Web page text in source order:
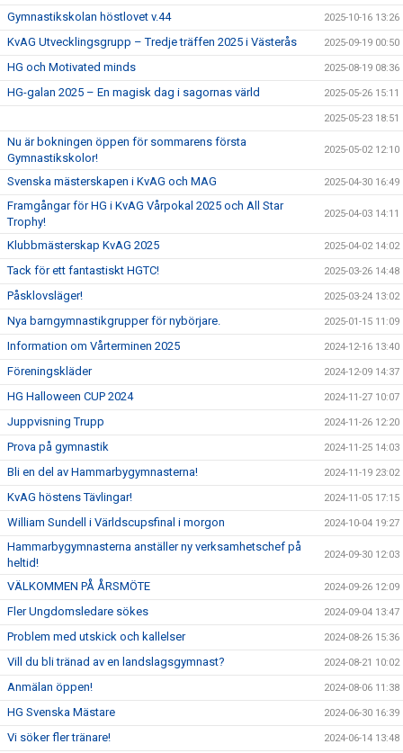
Gymnastikskolan höstlovet v.44 2025-10-16 13:26
KvAG Utvecklingsgrupp – Tredje träffen 2025 i Västerås 2025-09-19 00:50
HG och Motivated minds 2025-08-19 08:36
HG-galan 2025 – En magisk dag i sagornas värld 2025-05-26 15:11
2025-05-23 18:51
Nu är bokningen öppen för sommarens första
Gymnastikskolor!
2025-05-02 12:10
Svenska mästerskapen i KvAG och MAG 2025-04-30 16:49
Framgångar för HG i KvAG Vårpokal 2025 och All Star
Trophy!
2025-04-03 14:11
Klubbmästerskap KvAG 2025 2025-04-02 14:02
Tack för ett fantastiskt HGTC! 2025-03-26 14:48
Påsklovsläger! 2025-03-24 13:02
Nya barngymnastikgrupper för nybörjare. 2025-01-15 11:09
Information om Vårterminen 2025 2024-12-16 13:40
Föreningskläder 2024-12-09 14:37
HG Halloween CUP 2024 2024-11-27 10:07
Juppvisning Trupp 2024-11-26 12:20
Prova på gymnastik 2024-11-25 14:03
Bli en del av Hammarbygymnasterna! 2024-11-19 23:02
KvAG höstens Tävlingar! 2024-11-05 17:15
William Sundell i Världscupsfinal i morgon 2024-10-04 19:27
Hammarbygymnasterna anställer ny verksamhetschef på
heltid!
2024-09-30 12:03
VÄLKOMMEN PÅ ÅRSMÖTE 2024-09-26 12:09
Fler Ungdomsledare sökes 2024-09-04 13:47
Problem med utskick och kallelser 2024-08-26 15:36
Vill du bli tränad av en landslagsgymnast? 2024-08-21 10:02
Anmälan öppen! 2024-08-06 11:38
HG Svenska Mästare 2024-06-30 16:39
Vi söker fler tränare! 2024-06-14 13:48